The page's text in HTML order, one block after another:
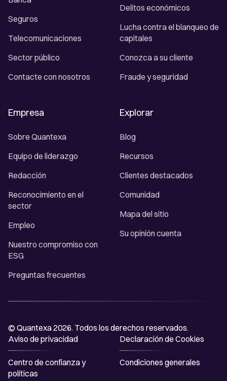
Seguros
Telecomunicaciones
Sector público
Contacte con nosotros
Delitos económicos
Lucha contra el blanqueo de
capitales
Conozca a su cliente
Fraude y seguridad
Empresa
Sobre Quantexa
Equipo de liderazgo
Redacción
Reconocimiento en el
sector
Empleo
Nuestro compromiso con
ESG
Preguntas frecuentes
Explorar
Blog
Recursos
Clientes destacados
Comunidad
Mapa del sitio
Su opinión cuenta
© Quantexa 2026. Todos los derechos reservados.
Aviso de privacidad
Declaración de Cookies
Centro de confianza y
políticas
Condiciones generales